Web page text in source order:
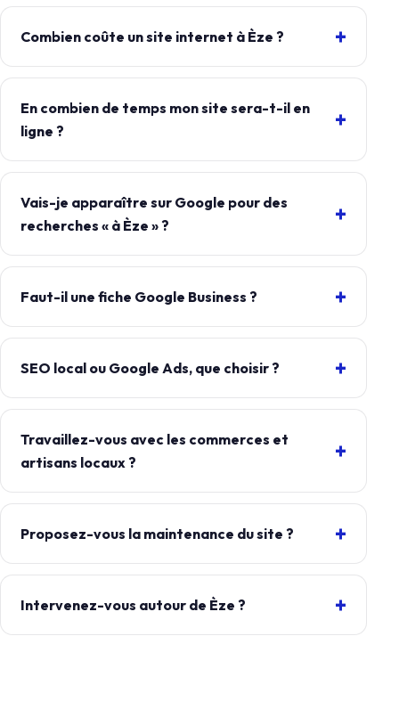
Combien coûte un site internet à Èze ?
En combien de temps mon site sera-t-il en
ligne ?
Vais-je apparaître sur Google pour des
recherches « à Èze » ?
Faut-il une fiche Google Business ?
SEO local ou Google Ads, que choisir ?
Travaillez-vous avec les commerces et
artisans locaux ?
Proposez-vous la maintenance du site ?
Intervenez-vous autour de Èze ?